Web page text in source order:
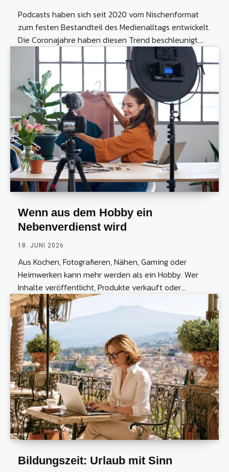
Podcasts haben sich seit 2020 vom Nischenformat
zum festen Bestandteil des Medienalltags entwickelt.
Die Coronajahre haben diesen Trend beschleunigt....
Wenn aus dem Hobby ein
Nebenverdienst wird
18. JUNI 2026
Aus Kochen, Fotografieren, Nähen, Gaming oder
Heimwerken kann mehr werden als ein Hobby. Wer
Inhalte veröffentlicht, Produkte verkauft oder...
Bildungszeit: Urlaub mit Sinn